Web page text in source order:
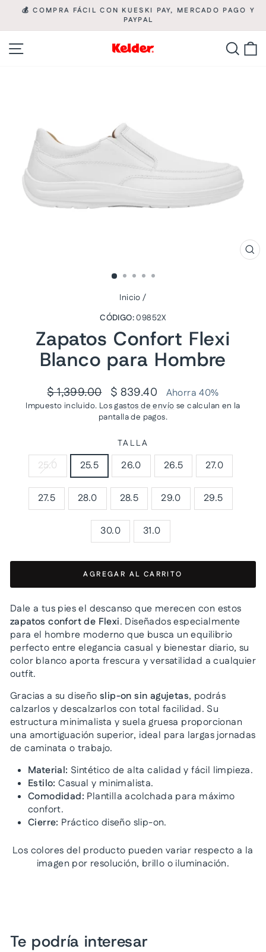
al
contenido
diapositivas
pausa
💰 COMPRA FÁCIL CON KUESKI PAY, MERCADO PAGO Y
PAYPAL
Inicio /
CÓDIGO:09852X
Zapatos Confort Flexi
Blanco para Hombre
Precio
habitual
$ 1,399.00
Precio
de
oferta
$ 839.40 Ahorra 40%
Impuesto incluido. Losgastos de envío se calculan en la
pantalla de pagos.
TALLA
25.0 25.5 26.0 26.5 27.0
27.5 28.0 28.5 29.0 29.5
30.0 31.0
AGREGAR AL CARRITO
Dale a tus pies el descanso que merecen con estos
zapatos confort de Flexi. Diseñados especialmente
para el hombre moderno que busca un equilibrio
perfecto entre elegancia casual y bienestar diario, su
color blanco aporta frescura y versatilidad a cualquier
outfit.
Gracias a su diseño slip-on sin agujetas, podrás
calzarlos y descalzarlos con total facilidad. Su
estructura minimalista y suela gruesa proporcionan
una amortiguación superior, ideal para largas jornadas
de caminata o trabajo.
Material: Sintético de alta calidad y fácil limpieza.
Estilo: Casual y minimalista.
Comodidad: Plantilla acolchada para máximo
confort.
Cierre: Práctico diseño slip-on.
Los colores del producto pueden variar respecto a la
imagen por resolución, brillo o iluminación.
Te podría interesar